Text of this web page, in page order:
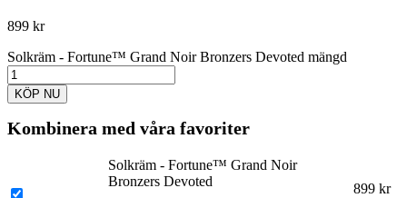
899 kr
Solkräm - Fortune™ Grand Noir Bronzers Devoted mängd
KÖP NU
Kombinera med våra favoriter
Solkräm - Fortune™ Grand Noir
Bronzers Devoted
899 kr